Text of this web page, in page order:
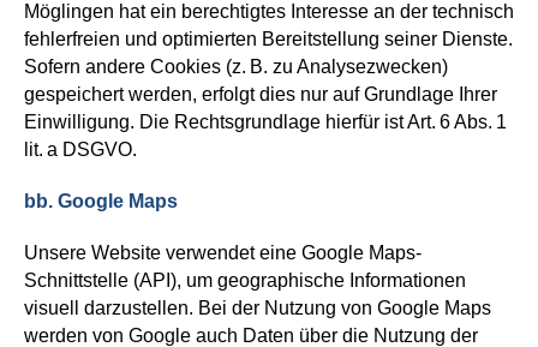
Möglingen hat ein berechtigtes Interesse an der technisch
fehlerfreien und optimierten Bereitstellung seiner Dienste.
Sofern andere Cookies (z. B. zu Analysezwecken)
gespeichert werden, erfolgt dies nur auf Grundlage Ihrer
Einwilligung. Die Rechtsgrundlage hierfür istArt. 6 Abs. 1
lit. a DSGVO.
bb. Google Maps
Unsere Website verwendet eine Google Maps-
Schnittstelle (API), um geographische Informationen
visuell darzustell en. Bei der Nutzung von Google Maps
werden von Google auch Daten über die Nutzung der